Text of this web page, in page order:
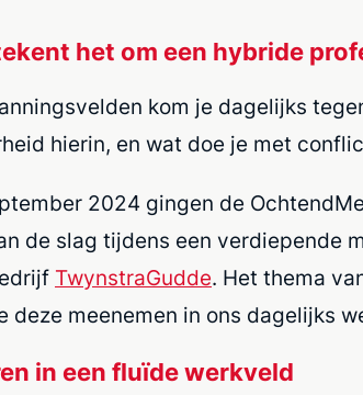
het om een hybride
kom je dagelijks
hierin, en wat doe je met
2024 gingen de
de slag tijdens een verdiepende
TwynstraGudde. Het thema
deze meenemen in ons dagelijks
in een fluïde werkveld